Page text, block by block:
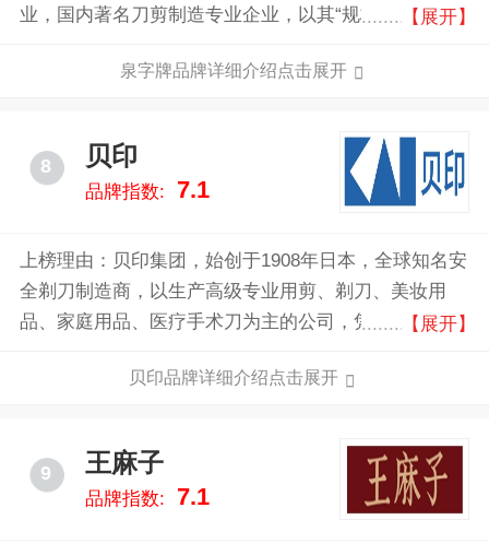
业，国内著名刀剪制造专业企业，以其“规格全、品种
【展开】
泉字牌品牌详细介绍点击展开
8 贝印
品牌指数: 7.1
上榜理由：贝印集团，始创于1908年日本，全球知名安
全剃刀制造商，以生产高级专业用剪、剃刀、美妆用
品、家庭用品、医疗手术刀为主的公司，凭借着优良的
【展开】
贝印品牌详细介绍点击展开
9 王麻子
品牌指数: 7.1